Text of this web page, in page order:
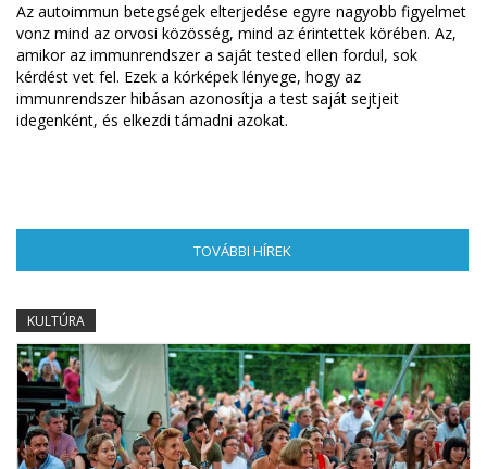
Az autoimmun betegségek elterjedése egyre nagyobb figyelmet
vonz mind az orvosi közösség, mind az érintettek körében. Az,
amikor az immunrendszer a saját tested ellen fordul, sok
kérdést vet fel. Ezek a kórképek lényege, hogy az
immunrendszer hibásan azonosítja a test saját sejtjeit
idegenként, és elkezdi támadni azokat.
TOVÁBBI HÍREK
KULTÚRA